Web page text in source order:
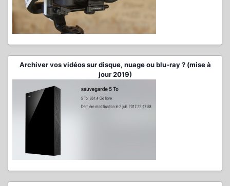
Archiver vos vidéos sur disque, nuage ou blu-ray ? (mise à
jour 2019)